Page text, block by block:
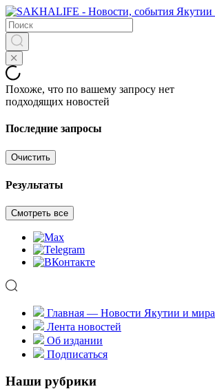
Похоже, что по вашему запросу нет
подходящих новостей
Последние запросы
Очистить
Результаты
Смотреть все
Главная — Новости Якутии и мира
Лента новостей
Об издании
Подписаться
Наши рубрики